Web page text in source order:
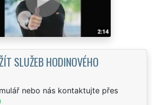
SLUŽEB HODINOVÉHO
nebo nás kontaktujte přes